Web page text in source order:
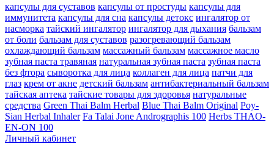
капсулы для суставов капсулы от простуды капсулы для
иммунитета капсулы для сна капсулы детокс ингалятор от
насморка тайский ингалятор ингалятор для дыхания бальзам
от боли бальзам для суставов разогревающий бальзам
охлаждающий бальзам массажный бальзам массажное масло
зубная паста травяная натуральная зубная паста зубная паста
без фтора сыворотка для лица коллаген для лица патчи для
глаз крем от акне детский бальзам антибактериальный бальзам
тайская аптека тайские товары для здоровья натуральные
средства Green Thai Balm Herbal Blue Thai Balm Original Poy-
Sian Herbal Inhaler Fa Talai Jone Andrographis 100 Herbs THAO-
EN-ON 100
Личный кабинет